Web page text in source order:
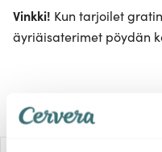
Vinkki! Kun tarjoilet
äyriäisaterimet pöydän